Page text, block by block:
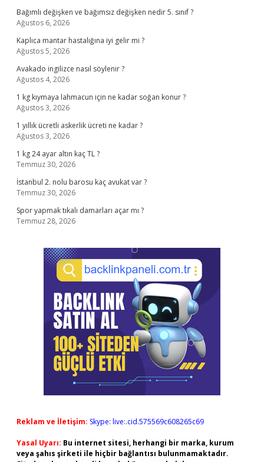
Bağımlı değişken ve bağımsız değişken nedir 5. sınıf ?
Ağustos 6, 2026
Kaplıca mantar hastalığına iyi gelir mi ?
Ağustos 5, 2026
Avakado ingilizce nasıl söylenir ?
Ağustos 4, 2026
1 kg kıymaya lahmacun için ne kadar soğan konur ?
Ağustos 3, 2026
1 yıllık ücretli askerlik ücreti ne kadar ?
Ağustos 3, 2026
1 kg 24 ayar altın kaç TL ?
Temmuz 30, 2026
İstanbul 2. nolu barosu kaç avukat var ?
Temmuz 30, 2026
Spor yapmak tıkalı damarları açar mı ?
Temmuz 28, 2026
Reklam ve İletişim: Skype: live:.cid.575569c608265c69
Yasal Uyarı: Bu internet sitesi, herhangi bir marka, kurum
veya şahıs şirketi ile hiçbir bağlantısı bulunmamaktadır.